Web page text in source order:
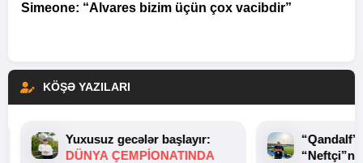
Simeone: “Alvares bizim üçün çox vacibdir”
KÖŞƏ YAZILARI
Yuxusuz gecələr başlayır:
DÜNYA ÇEMPIONATINDA